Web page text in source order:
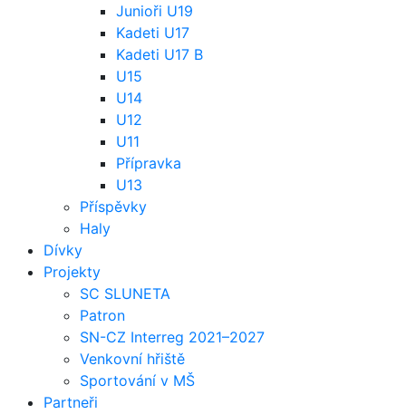
Junioři U19
Kadeti U17
Kadeti U17 B
U15
U14
U12
U11
Přípravka
U13
Příspěvky
Haly
Dívky
Projekty
SC SLUNETA
Patron
SN-CZ Interreg 2021–2027
Venkovní hřiště
Sportování v MŠ
Partneři